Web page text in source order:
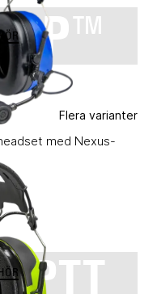
Flera varianter
med Nexus-
PTT